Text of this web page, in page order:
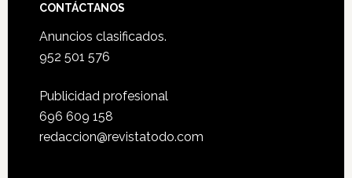
CONTÁCTANOS
Anuncios clasificados.
952 501 576
Publicidad profesional
696 609 158
redaccion@revistatodo.com